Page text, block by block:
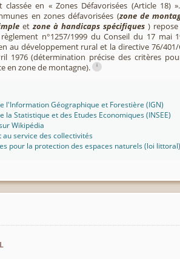
classée en « Zones Défavorisées (Article 18)
en zones défavorisées (zone de
etzone à handicaps spécifiques) repose
n°1257/1999 du Conseil du 17 mai
au développement rural et la directive 76/401/
1976 (détermination précise des critères
en zone de montagne).
i
l'Information Géographique et Forestière (IGN)
la Statistique et des Etudes Economiques (INSEE)
Wikipédia
au service des collectivités
pour la protection des espaces naturels (loi littoral)